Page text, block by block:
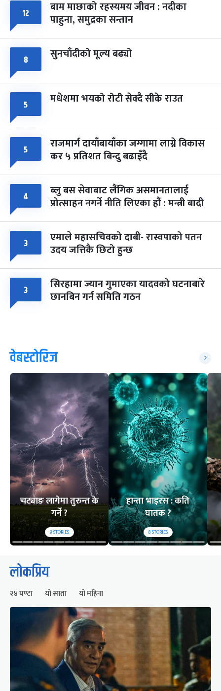
८ फागुपूर्णिमा
चैत्र ८, २०८३-Mar 22, 2027
७ महिना बाँकी
१२ बाम माछाको रहस्यमय जीवन : नदीका
पाहुना, समुद्रका सन्तान
८ सुनचाँदीको मूल्य बढ्यो
५ मधेशमा भयको रोटी सेक्दै सीके राउत
५ राजमार्ग दायाँबायाँका जग्गामा लाग्ने विकास
कर ५ प्रतिशत बिन्दु बढाइँदै
४ ब्लु बस सेवाबाट लैंगिक असमानतालाई
प्रोत्साहन नगर्ने नीति लिएका हौं : मन्त्री बादी
३ एमाले महासचिवको दाबी- रास्वपाको पतन
उदय जत्तिकै छिटो हुन्छ
३ सिरहामा ज्यान गुमाएका यादवको घटनाबारे
छानबिन गर्न समिति गठन
वेबस्टोरिज
चट्याङ लागेमा तुरुन्त के
गर्ने ?
9STORIES
हान्ता भाइरस : कति
घातक ?
8STORIES
लोकप्रिय
२४ घण्टा यो साता यो महिना